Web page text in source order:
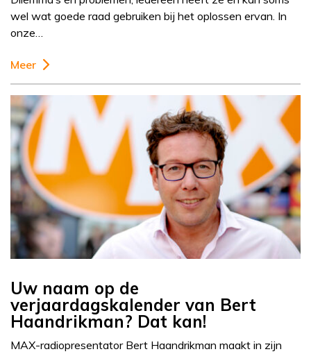
wel wat goede raad gebruiken bij het oplossen ervan. In
onze…
Meer
Uw naam op de
verjaardagskalender van Bert
Haandrikman? Dat kan!
MAX-radiopresentator Bert Haandrikman maakt in zijn